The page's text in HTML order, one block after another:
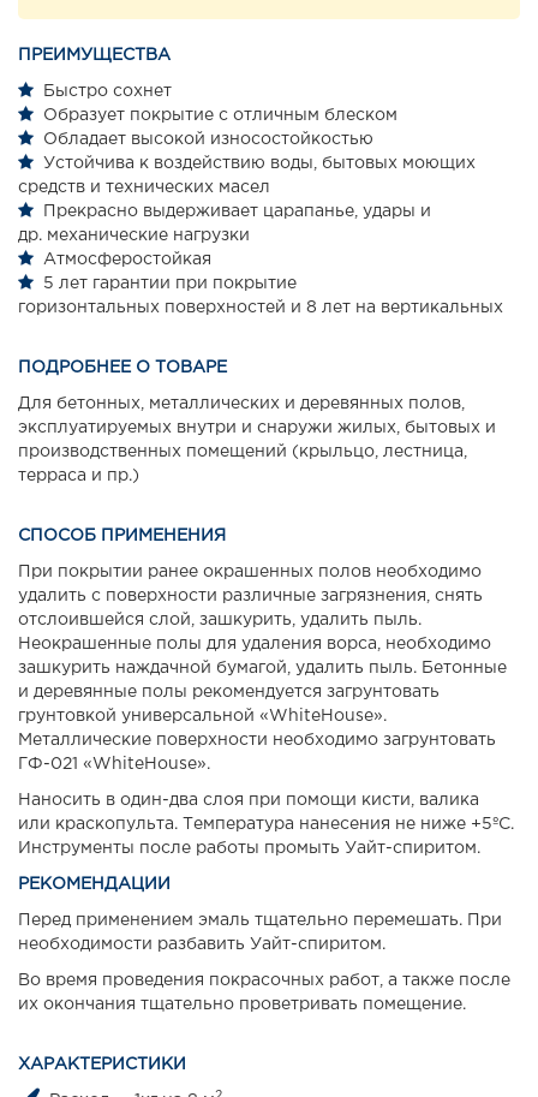
ПРЕИМУЩЕСТВА
Быстро сохнет
Образует покрытие с отличным блеском
Обладает высокой износостойкостью
Устойчива к воздействию воды, бытовых моющих
средств и технических масел
Прекрасно выдерживает царапанье, удары и
др. механические нагрузки
Атмосферостойкая
5 лет гарантии при покрытие
горизонтальных поверхностей и 8 лет на вертикальных
ПОДРОБНЕЕ О ТОВАРЕ
Для бетонных, металлических и деревянных полов,
эксплуатируемых внутри и снаружи жилых, бытовых и
производственных помещений (крыльцо, лестница,
терраса и пр.)
СПОСОБ ПРИМЕНЕНИЯ
При покрытии ранее окрашенных полов необходимо
удалить с поверхности различные загрязнения, снять
отслоившейся слой, зашкурить, удалить пыль.
Неокрашенные полы для удаления ворса, необходимо
зашкурить наждачной бумагой, удалить пыль. Бетонные
и деревянные полы рекомендуется загрунтовать
грунтовкой универсальной «WhiteHouse».
Металлические поверхности необходимо загрунтовать
ГФ-021 «WhiteHouse».
Наносить в один-два слоя при помощи кисти, валика
или краскопульта. Температура нанесения не ниже +5ºС.
Инструменты после работы промыть Уайт-спиритом.
РЕКОМЕНДАЦИИ
Перед применением эмаль тщательно перемешать. При
необходимости разбавить Уайт-спиритом.
Во время проведения покрасочных работ, а также после
их окончания тщательно проветривать помещение.
ХАРАКТЕРИСТИКИ